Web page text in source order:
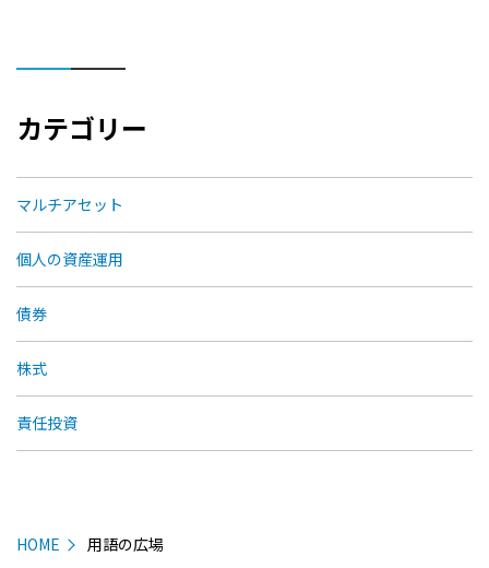
カテゴリー
マルチアセット
個人の資産運用
債券
株式
責任投資
HOME 用語の広場